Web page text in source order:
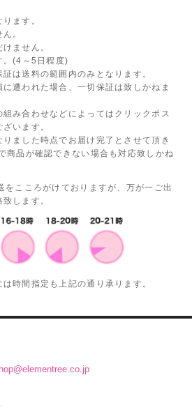
ます。
。
ません。
。(4～5日程度)
は送料の範囲内のみとなります。
遭われた場合、一切保証は致しかねま
組み合わせなどによってはクリックポス
います。
りました時点でお届け完了とさせて頂き
商品が確認できない場合も対応致しかね
こころがけておりますが、万が一ご出
します。
時間指定も上記の通り承ります。